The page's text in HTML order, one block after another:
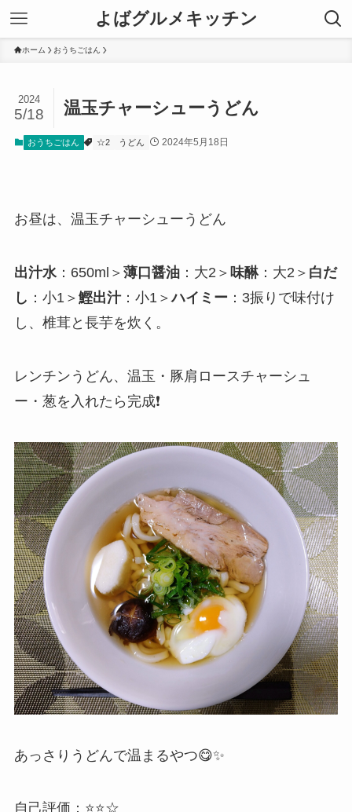
よばグルメキッチン
ホーム おうちごはん
温玉チャーシューうどん
2024
5/18
おうちごはん ☆2 うどん 2024年5月18日
お昼は、温玉チャーシューうどん
出汁水：650ml＞ 薄口醤油：大2＞ 味醂：大2＞ 白だ
し ：小1＞ 鰹出汁：小1＞ハイミー ：3振りで味付け
し、椎茸と長芋を炊く。
レンチンうどん、温玉・豚肩ロースチャーシュ
ー・葱を入れたら完成❗
あっさりうどんで温まるやつ😋✨
自己評価：⭐⭐☆